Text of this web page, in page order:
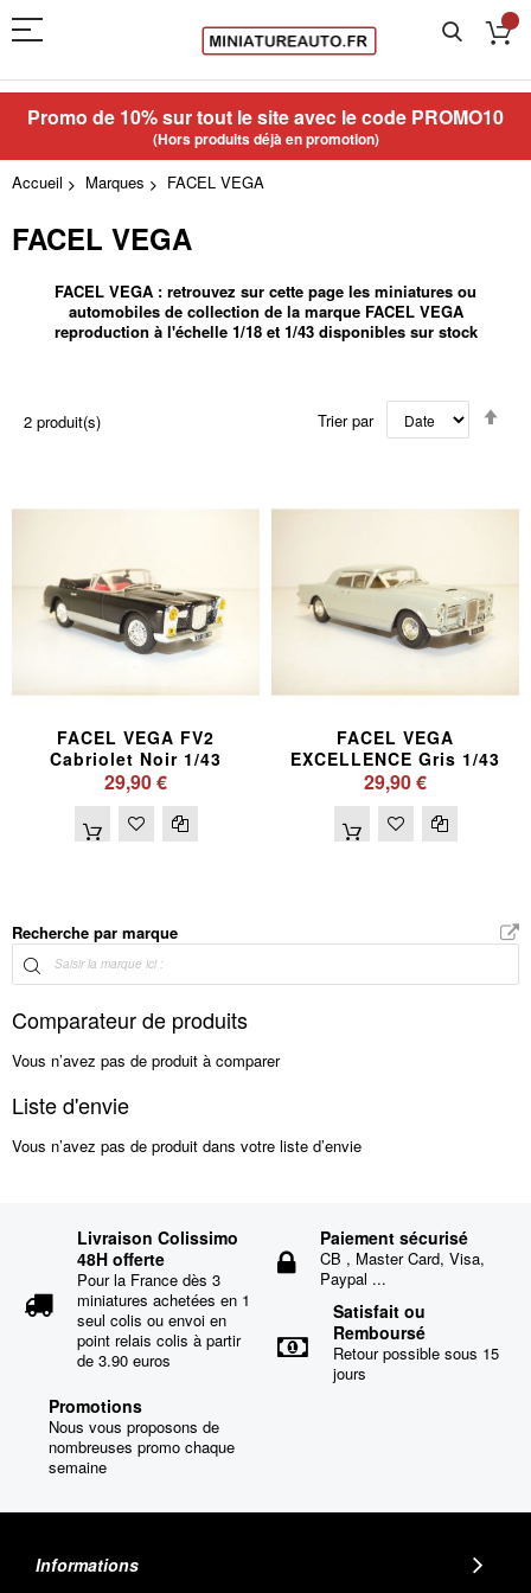
Promo de 10% sur tout le site avec le code PROMO10
(Hors produits déjà en promotion)
Accueil Marques FACEL VEGA
FACEL VEGA
FACEL VEGA : retrouvez sur cette page les miniatures ou
automobiles de collection de la marque FACEL VEGA
reproduction à l'échelle 1/18 et 1/43 disponibles sur stock
2 produit(s) Trier par
FACEL VEGA FV2
Cabriolet Noir 1/43
29,90 €
FACEL VEGA
EXCELLENCE Gris 1/43
29,90 €
Recherche par marque
Comparateur de produits
Vous n’avez pas de produit à comparer
Liste d'envie
Vous n’avez pas de produit dans votre liste d’envie
Livraison Colissimo
48H offerte
Pour la France dès 3
miniatures achetées en 1
seul colis ou envoi en
point relais colis à partir
de 3.90 euros
Paiement sécurisé
CB , Master Card, Visa,
Paypal ...
Satisfait ou
Remboursé
Retour possible sous 15
jours
Promotions
Nous vous proposons de
nombreuses promo chaque
semaine
Informations